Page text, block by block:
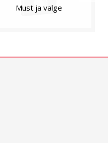
Must ja valge